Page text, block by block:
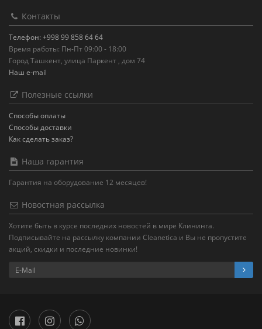
Контакты
Телефон: +998 99 858 64 64
Время работы: Пн-Пт 09:00 - 18:00
Город Ташкент, улица Паркент , дом 74
Наш e-mail
Полезные ссылки
Способы оплаты
Способы доставки
Как сделать заказ?
Наша гарантия
Гарантия на оборудование 12 месяцев!
Новостная рассылка
Хотите быть в курсе последних новостей в мире Клининга.
Подписывайте на рассылку компании Cleanetica и Вы не пропустите
акций, скидки и последние новинки!